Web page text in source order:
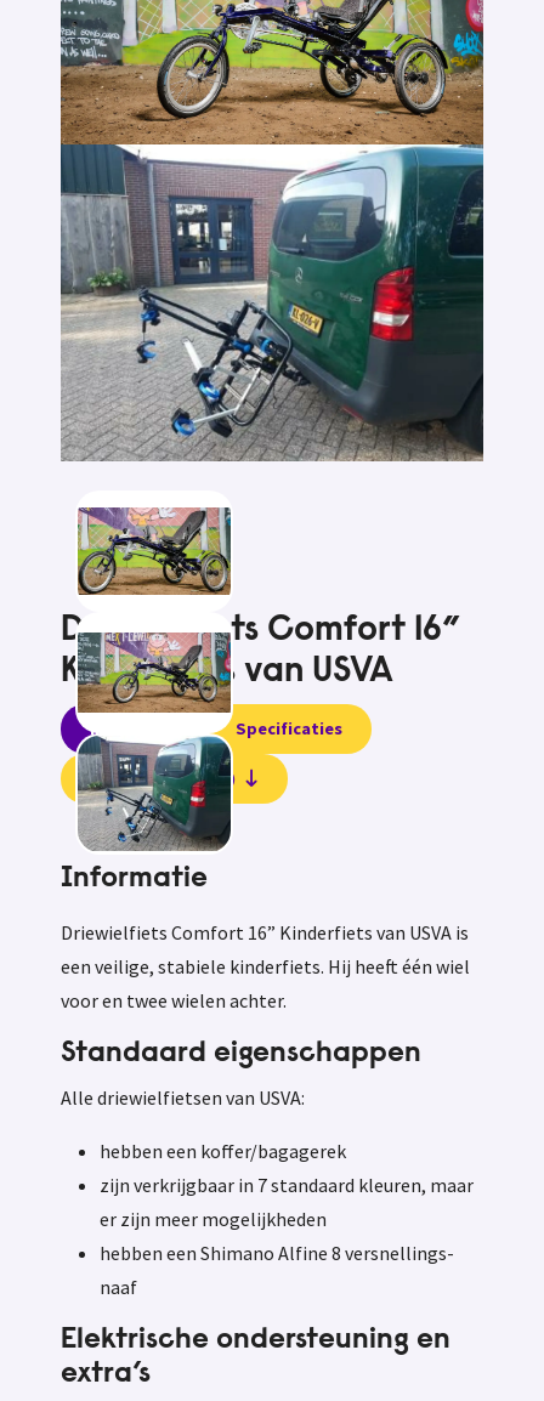
Driewielfiets Comfort 16”
Kinderfiets van USVA
Informatie Specificaties
Beoordelingen (0)
Informatie
Driewielfiets Comfort 16” Kinderfiets van USVA is
een veilige, stabiele kinderfiets. Hij heeft één wiel
voor en twee wielen achter.
Standaard eigenschappen
Alle driewielfietsen van USVA:
hebben een koffer/bagagerek
zijn verkrijgbaar in 7 standaard kleuren, maar
er zijn meer mogelijkheden
hebben een Shimano Alfine 8 versnellings-
naaf
Elektrische ondersteuning en
extra’s